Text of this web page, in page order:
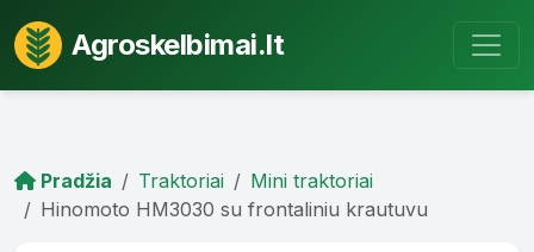
Agroskelbimai.lt
Pradžia Traktoriai
Mini traktoriai
Hinomoto HM3030 su frontaliniu krautuvu